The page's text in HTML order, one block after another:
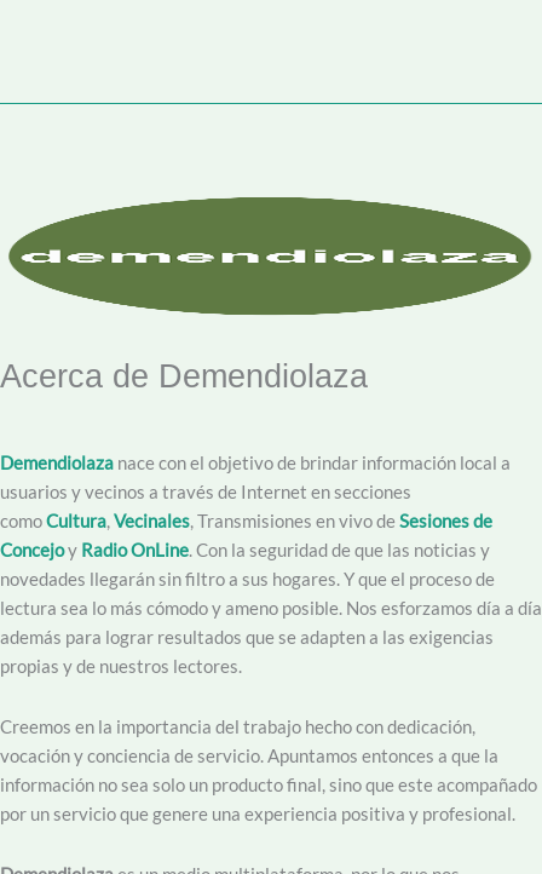
Acerca de Demendiolaza
Demendiolaza nace con el objetivo de brindar información local a
usuarios y vecinos a través de Internet en secciones
comoCultura,Vecinales, Transmisiones en vivo deSesiones de
Concejoy Radio OnLine. Con la seguridad de que las noticias y
novedades llegarán sin filtro a sus hogares. Y que el proceso de
lectura sea lo más cómodo y ameno posible. Nos esforzamos día a día
además para lograr resultados que se adapten a las exigencias
propias y de nuestros lectores.
Creemos en la importancia del trabajo hecho con dedicación,
vocación y conciencia de servicio. Apuntamos entonces a que la
información no sea solo un producto final, sino que este acompañado
por un servicio que genere una experiencia positiva y profesional.